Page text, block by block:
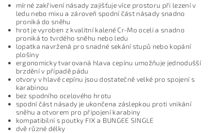
mírné zakřivení násady zajišťuje více prostoru při lezení v
ledu nebo mixu a zároveň spodní část násady snadno
proniká do sněhu
hrot je vyroben z kvalitní kalené Cr-Mo oceli a snadno
proniká to tvrdého sněhu nebo ledu
lopatka navržená pro snadné sekání stupů nebo kopání
plošiny
ergonomicky tvarovaná hlava cepínu umožňuje jednodušší
brzdění v případě pádu
otvory v hlavě cepínu jsou dostatečně velké pro spojení s
karabinou
bez spodního ocelového hrotu
spodní část násady je ukončena záslepkou proti vnikání
sněhu a otvorem pro připojení karabiny
kompatibilní s poutky FIX a BUNGEE SINGLE
dvě různé délky